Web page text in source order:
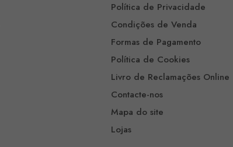
Política de Privacidade
Condições de Venda
Formas de Pagamento
Política de Cookies
Livro de Reclamações Online
Contacte-nos
Mapa do site
Lojas